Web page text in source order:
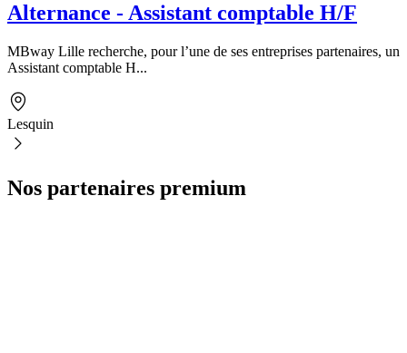
Alternance - Assistant comptable H/F
MBway Lille recherche, pour l’une de ses entreprises partenaires, un
Assistant comptable H...
Lesquin
Nos partenaires premium